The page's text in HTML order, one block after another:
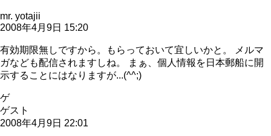
mr. yotajii
2008年4月9日 15:20
有効期限無しですから。もらっておいて宜しいかと。 メルマ
ガなども配信されますしね。 まぁ、個人情報を日本郵船に開
示することにはなりますが...(^^;)
ゲ
ゲスト
2008年4月9日 22:01